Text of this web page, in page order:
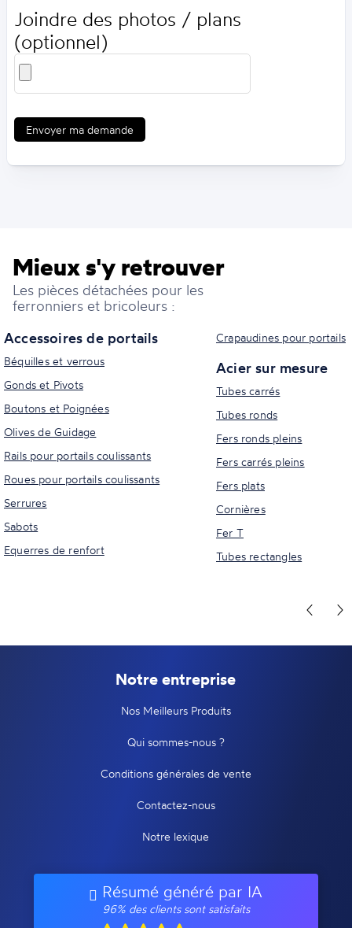
Joindre des photos / plans
(optionnel)
Envoyer ma demande
Mieux s'y retrouver
Les pièces détachées pour les
ferronniers et bricoleurs :
Accessoires de portails
Béquilles et verrous
Gonds et Pivots
Boutons et Poignées
Olives de Guidage
Rails pour portails coulissants
Roues pour portails coulissants
Serrures
Sabots
Equerres de renfort
Crapaudines pour portails
Acier sur mesure
Tubes carrés
Tubes ronds
Fers ronds pleins
Fers carrés pleins
Fers plats
Cornières
Fer T
Tubes rectangles
Notre entreprise
Nos Meilleurs Produits
Qui sommes-nous ?
Conditions générales de vente
Contactez-nous
Notre lexique
Résumé généré par IA
96% des clients sont satisfaits